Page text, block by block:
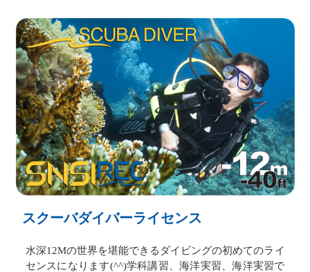
スクーバダイバーライセンス
水深12Mの世界を堪能できるダイビングの初めてのライ
センスになります(^^)学科講習、海洋実習、海洋実習で